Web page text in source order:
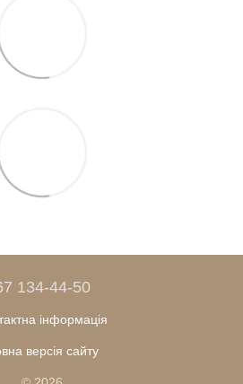
134-44-50
інформація
версія сайту